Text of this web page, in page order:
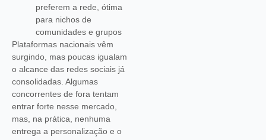
preferem a rede, ótima
para nichos de
comunidades e grupos
Plataformas nacionais vêm
surgindo, mas poucas igualam
o alcance das redes sociais já
consolidadas. Algumas
concorrentes de fora tentam
entrar forte nesse mercado,
mas, na prática, nenhuma
entrega a personalização e o